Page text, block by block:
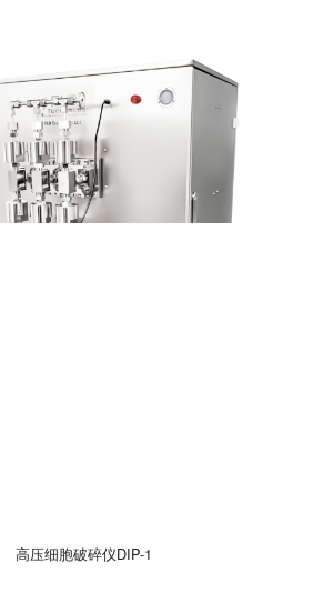
高压细胞破碎仪DIP-1